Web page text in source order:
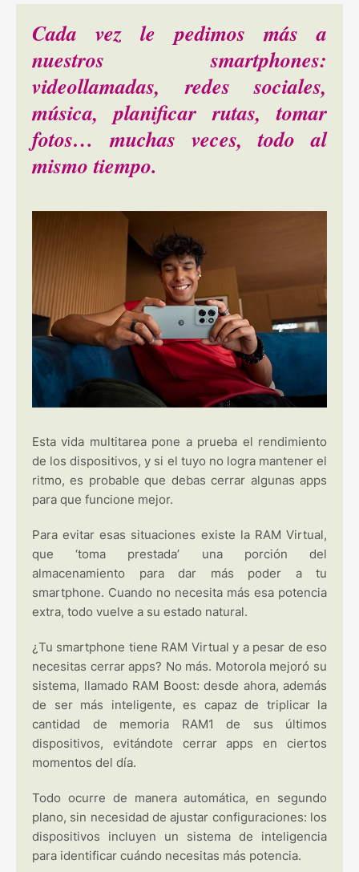
Cada vez le pedimos más a
nuestros smartphones:
videollamadas, redes sociales,
música, planificar rutas, tomar
fotos… muchas veces, todo al
mismo tiempo.
Esta vida multitarea pone a prueba el rendimiento
de los dispositivos, y si el tuyo no logra mantener el
ritmo, es probable que debas cerrar algunas apps
para que funcione mejor.
Para evitar esas situaciones existe la RAM Virtual,
que ‘toma prestada’ una porción del
almacenamiento para dar más poder a tu
smartphone. Cuando no necesita más esa potencia
extra, todo vuelve a su estado natural.
¿Tu smartphone tiene RAM Virtual y a pesar de eso
necesitas cerrar apps? No más. Motorola mejoró su
sistema, llamado RAM Boost: desde ahora, además
de ser más inteligente, es capaz de triplicar la
cantidad de memoria RAM1 de sus últimos
dispositivos, evitándote cerrar apps en ciertos
momentos del día.
Todo ocurre de manera automática, en segundo
plano, sin necesidad de ajustar configuraciones: los
dispositivos incluyen un sistema de inteligencia
para identificar cuándo necesitas más potencia.